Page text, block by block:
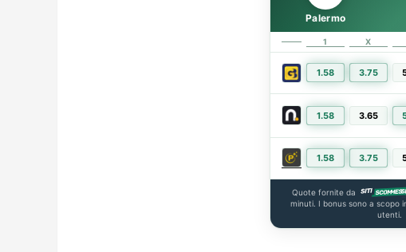
Palermo
1 X
1.58 3.75
1.58 3.65
1.58 3.75
Quote fornite da
minuti. I bonus sono a scopo
utenti.